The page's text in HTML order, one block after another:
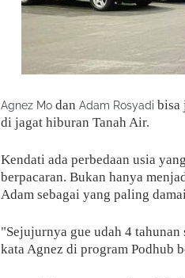
Agnez Mo dan Adam Rosyadi bisa
di jagat hiburan Tanah Air.
Kendati ada perbedaan usia
berpacaran. Bukan hanya
Adam sebagai yang paling
"Sejujurnya gue udah 4
kata Agnez di program Podhub